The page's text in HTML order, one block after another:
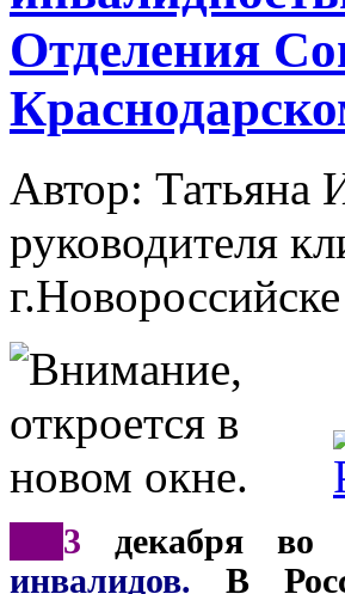
Отделения
Автор:
руководителя
г.Новороссийске
3 декабря во
инвалидов. В